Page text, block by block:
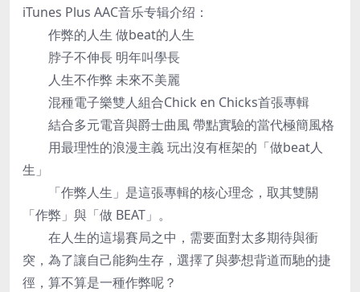
iTunes Plus AAC音乐专辑介绍：
作弊的人生 做beat的人生
脖子不伸長 明年叫學長
人生不作弊 未來不美麗
混種電子樂雙人組合Chick en Chicks首張專輯
結合多元電音與爵士曲風 帶點實驗的當代極簡風格
用最理性的浪漫主義 玩出沒有框架的「做beat人
生」
「作弊人生」是這張專輯的核心理念，取其雙關
「作弊」與「做 BEAT」。
在人生的這場賽局之中，需要面對太多期待與衝
突，為了讓自己能夠生存，選擇了與夢想背道而馳的捷
徑，算不算是一種作弊呢？